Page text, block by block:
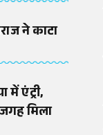
ने काटा
एंट्री,
मिला